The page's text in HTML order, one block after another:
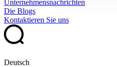
Unternehmensnachrichten
Die Blogs
Kontaktieren Sie uns
Deutsch